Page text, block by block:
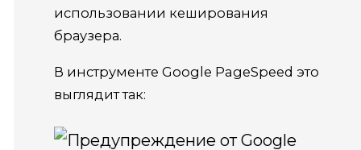
использовании кеширования
браузера.
В инструменте Google PageSpeed ​​это
выглядит так: